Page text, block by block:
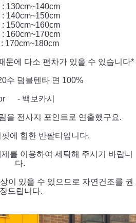
: 130cm~140cm
: 140cm~150cm
: 150cm~160cm
: 160cm~170cm
170cm~180cm
문에 다소 편차가 있을 수 있습니다*
덤블텐타 면 100%
- 백보카시
을 전사지 포인트로 연출했구요.
에 힙한 반팔티입니다.
를 이용하여 세탁해 주시기 바랍니
다.
이 있을 수 있으므로 자연건조를 권
장드립니다.